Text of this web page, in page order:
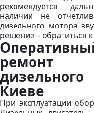
рекомендуется
наличии не
дизельного мотора
решение – обратиться
ремонт
Киеве
При эксплуатации